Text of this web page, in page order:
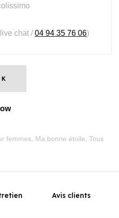
chat /04 94 35 76 06)
femmes, Ma bonne étoile, Tous
Avis clients